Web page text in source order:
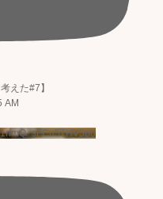
えた#7】
AM